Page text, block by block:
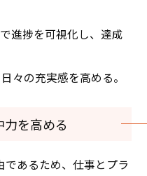
進捗を可視化し、達成
々の充実感を高める。
を高める
あるため、仕事とプラ